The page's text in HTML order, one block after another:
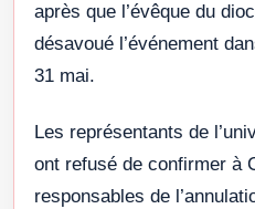
après que l’évêque du
désavoué l’événement
31 mai.
Les représentants de
ont refusé de confirmer à
responsables de